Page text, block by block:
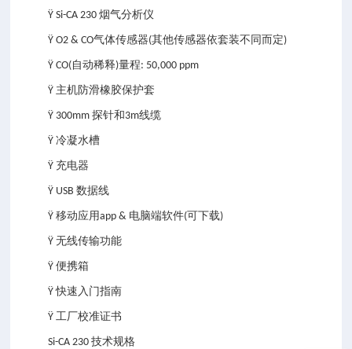
Ÿ Si-CA 230烟气分析仪
Ÿ O2 & CO气体传感器(其他传感器依套装不同而定)
Ÿ CO(自动稀释)量程: 50,000 ppm
Ÿ主机防滑橡胶保护套
Ÿ 300mm探针和 3m线缆
Ÿ冷凝水槽
Ÿ 充电器
Ÿ USB数据线
Ÿ移动应用app & 电脑端软件(可下载)
Ÿ无线传输功能
Ÿ便携箱
Ÿ快速入门指南
Ÿ工厂校准证书
Si-CA 230技术规格